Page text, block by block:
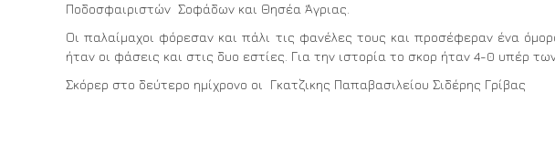
Ποδοσφαιριστών Σοφάδων και Θησέα Άγριας.
Οι παλαίμαχοι φόρεσαν και πάλι τις φανέλες τους και προσέφεραν ένα
ήταν οι φάσεις και στις δυο εστίες. Για την ιστορία το σκορ ήταν 4-0 υπέρ
Σκόρερ στο δεύτερο ημίχρονο οι Γκατζικης Παπαβασιλείου Σιδέρης Γρίβας